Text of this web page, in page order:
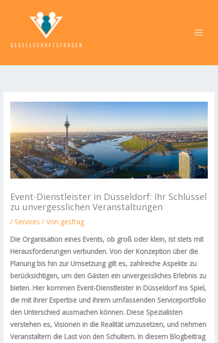
Event-Dienstleister in Düsseldorf: Ihr Schlüssel
zu unvergesslichen Veranstaltungen
/Services / Von gesfrag
Die Organisation eines Events, ob groß oder klein, ist stets mit
Herausforderungen verbunden. Von der Konzeption über die
Planung bis hin zur Umsetzung gilt es, zahlreiche Aspekte zu
berücksichtigen, um den Gästen ein unvergessliches Erlebnis zu
bieten. Hier kommen Event-Dienstleister in Düsseldorf ins Spiel,
die mit ihrer Expertise und ihrem umfassenden Serviceportfolio
den Unterschied ausmachen können. Diese Spezialisten
verstehen es, Visionen in die Realität umzusetzen, und nehmen
Veranstaltern die Last von den Schultern. In diesem Blogbeitrag